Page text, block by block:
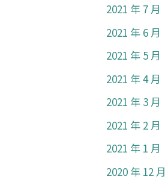
2021 年 7 月
2021 年 6 月
2021 年 5 月
2021 年 4 月
2021 年 3 月
2021 年 2 月
2021 年 1 月
2020 年 12 月